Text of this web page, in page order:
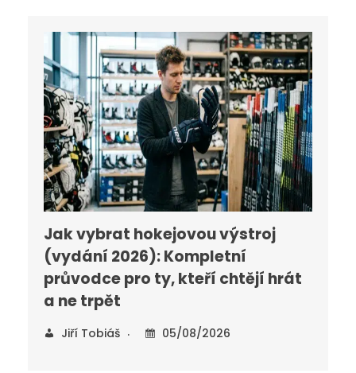
Jak vybrat hokejovou výstroj
(vydání 2026): Kompletní
průvodce pro ty, kteří chtějí hrát
a ne trpět
Jiří Tobiáš 05/08/2026